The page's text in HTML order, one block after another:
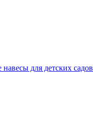
навесы для детских садов